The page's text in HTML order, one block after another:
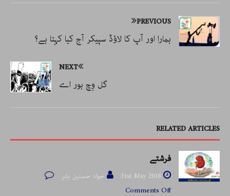
PREVIOUS
ہمارا اور آپ کا لاؤڈ سپیکر آج کیا کہتا ہے؟
NEXT
گل وِچ ہور اے
RELATED ARTICLES
فرشتے
31st May 2018
جواد حسنین بشر
Comments Off